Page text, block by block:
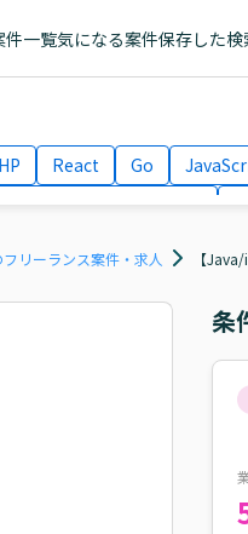
件一覧気になる案件保存した検
React Go
リーランス案件・求人 【
条